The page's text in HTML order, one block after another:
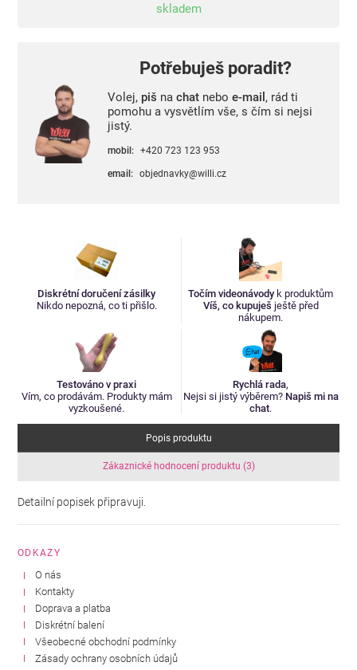
skladem
Potřebuješ poradit?
Volej, piš na chatnebo e-mail , rád ti
pomohu a vysvětlím vše, s čím si nejsi
jistý.
mobil: +420 723 123 953
email: objednavky@willi.cz
Diskrétní doručení zásilky
Nikdo nepozná, co ti přišlo.
Točím videonávody k produktům
Víš, co kupuješ ještě před
nákupem.
Testováno v praxi
Vím, co prodávám. Produkty mám
vyzkoušené.
Rychlá rada,
Nejsi si jistý výběrem? Napiš mi na
chat.
Popis produktu
Zákaznické hodnocení produktu (3)
Detailní popisek připravuji.
ODKAZY
O nás
Kontakty
Doprava a platba
Diskrétní balení
Všeobecné obchodní podmínky
Zásady ochrany osobních údajů